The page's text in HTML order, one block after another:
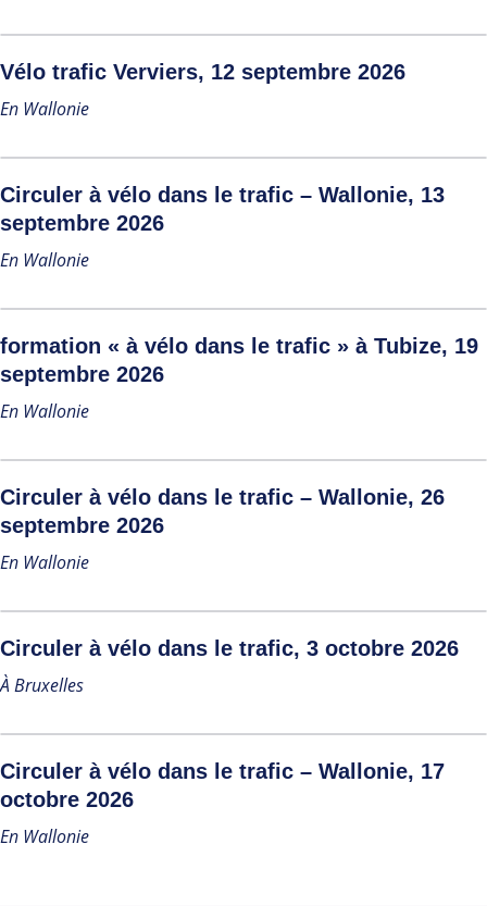
Vélo trafic Verviers, 12 septembre 2026
En Wallonie
Circuler à vélo dans le trafic – Wallonie, 13
septembre 2026
En Wallonie
formation « à vélo dans le trafic » à Tubize, 19
septembre 2026
En Wallonie
Circuler à vélo dans le trafic – Wallonie, 26
septembre 2026
En Wallonie
Circuler à vélo dans le trafic, 3 octobre 2026
À Bruxelles
Circuler à vélo dans le trafic – Wallonie, 17
octobre 2026
En Wallonie